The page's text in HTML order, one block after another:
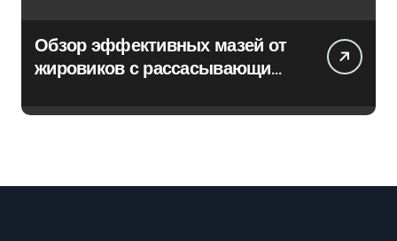
Обзор эффективных мазей от
жировиков с рассасывающим